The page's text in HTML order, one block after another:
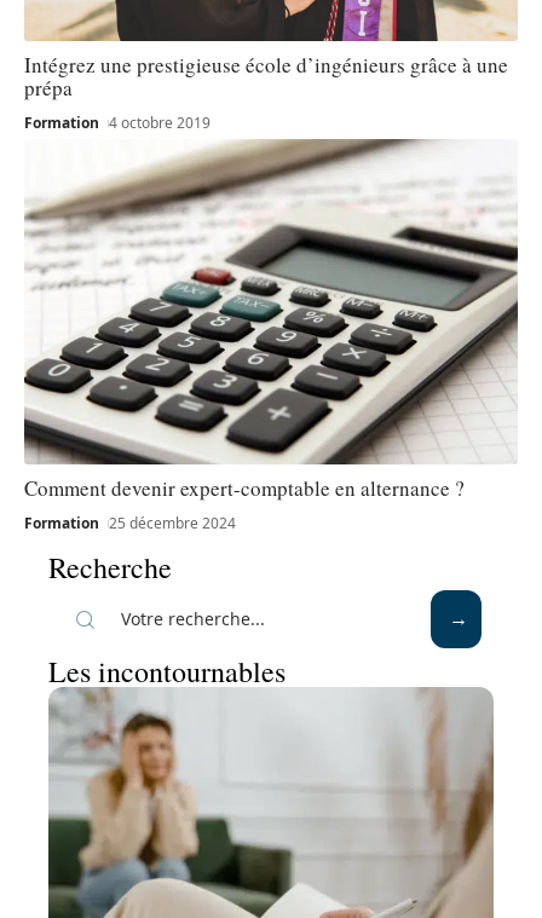
Intégrez une prestigieuse école d’ingénieurs grâce à une
prépa
Formation 4 octobre 2019
Comment devenir expert-comptable en alternance ?
Formation 25 décembre 2024
Recherche
Les incontournables